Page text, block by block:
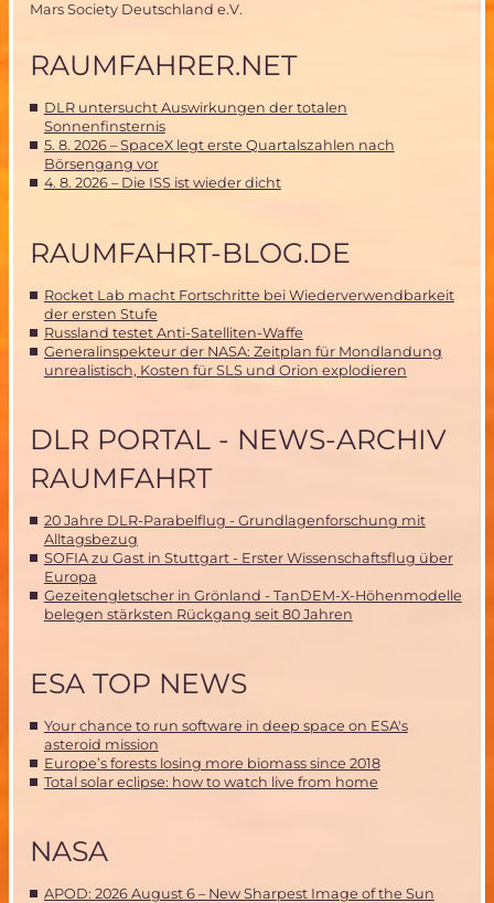
Mars Society Deutschland e.V.
RAUMFAHRER.NET
DLR untersucht Auswirkungen der totalen
Sonnenfinsternis
5. 8. 2026 – SpaceX legt erste Quartalszahlen nach
Börsengang vor
4. 8. 2026 – Die ISS ist wieder dicht
RAUMFAHRT-BLOG.DE
Rocket Lab macht Fortschritte bei Wiederverwendbarkeit
der ersten Stufe
Russland testet Anti-Satelliten-Waffe
Generalinspekteur der NASA: Zeitplan für Mondlandung
unrealistisch, Kosten für SLS und Orion explodieren
DLR PORTAL - NEWS-ARCHIV
RAUMFAHRT
20 Jahre DLR-Parabelflug - Grundlagenforschung mit
Alltagsbezug
SOFIA zu Gast in Stuttgart - Erster Wissenschaftsflug über
Europa
Gezeitengletscher in Grönland - TanDEM-X-Höhenmodelle
belegen stärksten Rückgang seit 80 Jahren
ESA TOP NEWS
Your chance to run software in deep space on ESA's
asteroid mission
Europe’s forests losing more biomass since 2018
Total solar eclipse: how to watch live from home
NASA
APOD: 2026 August 6 – New Sharpest Image of the Sun